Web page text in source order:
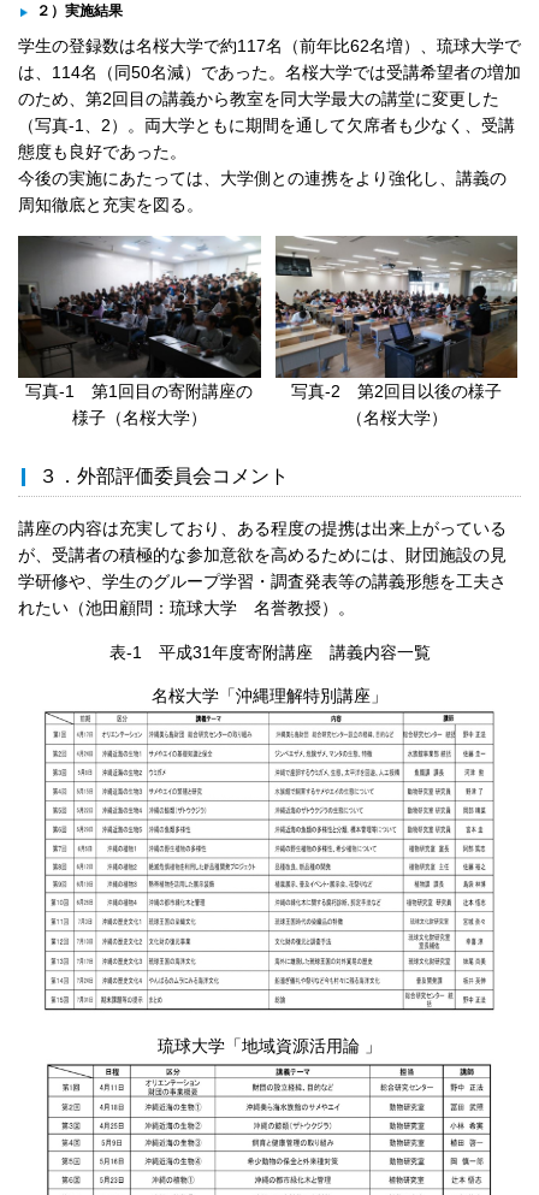
２）実施結果
学生の登録数は名桜大学で約117名（前年比62名増）、琉球大学で
は、114名（同50名減）であった。名桜大学では受講希望者の増加
のため、第2回目の講義から教室を同大学最大の講堂に変更した
（写真-1、2）。両大学ともに期間を通して欠席者も少なく、受講
態度も良好であった。
今後の実施にあたっては、大学側との連携をより強化し、講義の
周知徹底と充実を図る。
写真-1 第1回目の寄附講座の
様子（名桜大学）
写真-2 第2回目以後の様子
（名桜大学）
３．外部評価委員会コメント
講座の内容は充実しており、ある程度の提携は出来上がっている
が、受講者の積極的な参加意欲を高めるためには、財団施設の見
学研修や、学生のグループ学習・調査発表等の講義形態を工夫さ
れたい（池田顧問：琉球大学 名誉教授）。
表-1 平成31年度寄附講座 講義内容一覧
名桜大学「沖縄理解特別講座」
琉球大学「地域資源活用論 」